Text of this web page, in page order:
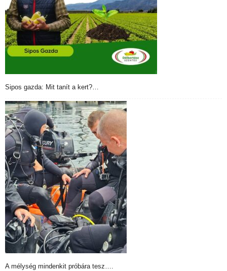
Sipos gazda: Mit tanít a kert?…
A mélység mindenkit próbára tesz….